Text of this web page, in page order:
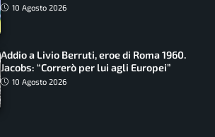
10 Agosto 2026
Addio a Livio Berruti, eroe di Roma 1960.
Jacobs: “Correrò per lui agli Europei”
10 Agosto 2026